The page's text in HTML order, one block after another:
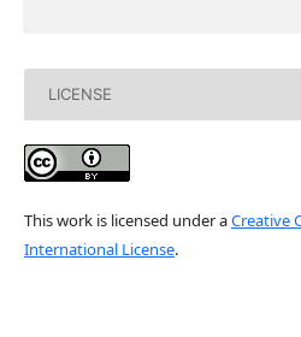
LICENSE
This work is licensed under aCreative
International License.